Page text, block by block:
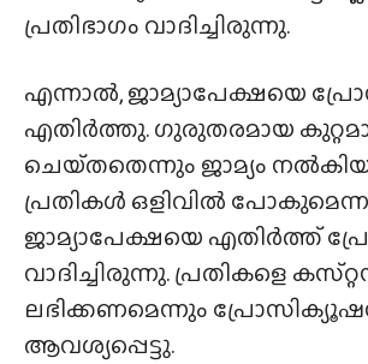
പ്രതിഭാഗം വാദിച്ചിരുന്നു.
എന്നാൽ, ജാമ്യാപേക്ഷയെ
എതിർത്തു. ഗുരുതരമായ
ചെയ്‌തതെന്നും ജാമ്യം
പ്രതികൾ ഒളിവിൽ
ജാമ്യാപേക്ഷയെ എതിർത്ത്
വാദിച്ചിരുന്നു. പ്രതികളെ
ലഭിക്കണമെന്നും
ആവശ്യപ്പെട്ടു.